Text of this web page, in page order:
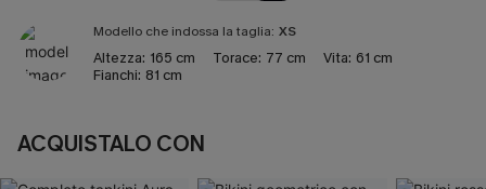
Modello che indossa la taglia: XS
Altezza: 165 cm Torace: 77 cm Vita: 61 cm
Fianchi: 81 cm
ACQUISTALO CON